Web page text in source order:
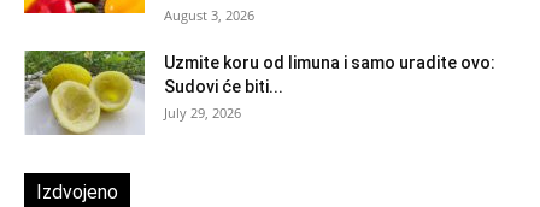
August 3, 2026
Uzmite koru od limuna i samo uradite ovo:
Sudovi će biti...
July 29, 2026
Izdvojeno